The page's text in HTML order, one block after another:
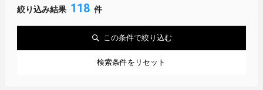
絞り込み結果 118 件
この条件で絞り込む
検索条件をリセット